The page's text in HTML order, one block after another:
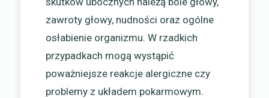
zawroty głowy, nudności oraz ogólne
osłabienie organizmu. W rzadkich
przypadkach mogą wystąpić
poważniejsze reakcje alergiczne czy
problemy z układem pokarmowym.